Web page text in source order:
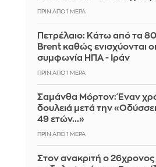
ΠΡΙΝ ΑΠΌ 1 ΜΈΡΑ
Πετρέλαιο: Κάτω από τα
Brent καθώς ενισχύονται
συμφωνία ΗΠΑ - Ιράν
ΠΡΙΝ ΑΠΌ 1 ΜΈΡΑ
Σαμάνθα Μόρτον: Έναν
δουλειά μετά την
49 ετών...»
ΠΡΙΝ ΑΠΌ 1 ΜΈΡΑ
Στον ανακριτή ο